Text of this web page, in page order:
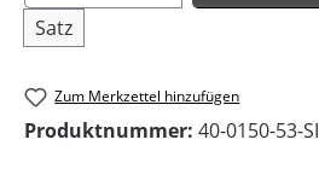
Satz
Zum Merkzettel hinzufügen
Produktnummer: 40-0150-53-SI